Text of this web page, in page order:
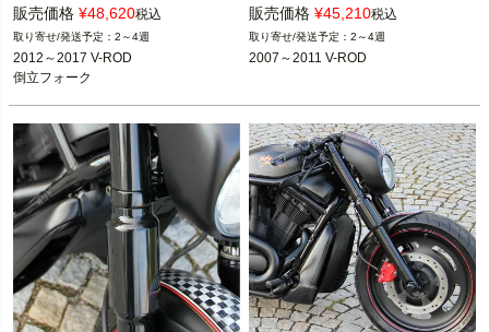
旧型番：963000
M型番：HD-ROD021
※正立フォークは不可
CULT WERK（カルトワーク）
販売価格 ¥48,620税込
2～4週
2012～2017 V-ROD
倒立フォーク
M型番：HD-ROD020
CULT WERK（カルトワーク）
販売価格 ¥45,210税込
2～4週
2007～2011 V-ROD